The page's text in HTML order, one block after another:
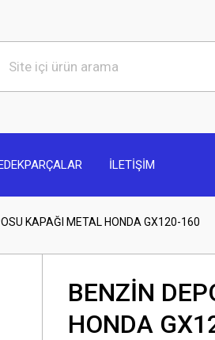
İLETİŞİM
KAPAĞI METAL HONDA GX120-160
BENZİN
HONDA